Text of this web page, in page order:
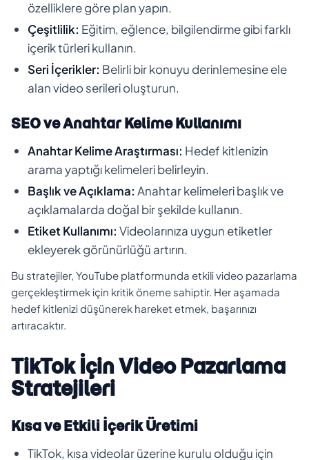
özelliklere göre plan yapın.
Çeşitlilik: Eğitim, eğlence, bilgilendirme gibi farklı
içerik türleri kullanın.
Seri İçerikler: Belirli bir konuyu derinlemesine ele
alan video serileri oluşturun.
SEO ve Anahtar Kelime Kullanımı
Anahtar Kelime Araştırması: Hedef kitlenizin
arama yaptığı kelimeleri belirleyin.
Başlık ve Açıklama: Anahtar kelimeleri başlık ve
açıklamalarda doğal bir şekilde kullanın.
Etiket Kullanımı: Videolarınıza uygun etiketler
ekleyerek görünürlüğü artırın.
Bu stratejiler, YouTube platformunda etkili video pazarlama
gerçekleştirmek için kritik öneme sahiptir. Her aşamada
hedef kitlenizi düşünerek hareket etmek, başarınızı
artıracaktır.
TikTok İçin Video Pazarlama
Stratejileri
Kısa ve Etkili İçerik Üretimi
TikTok, kısa videolar üzerine kurulu olduğu için